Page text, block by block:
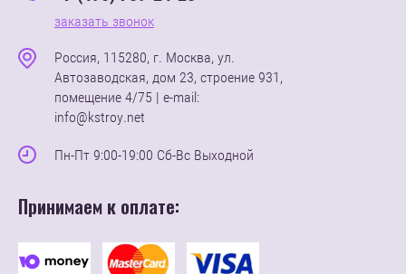
заказать звонок
Россия, 115280, г. Москва, ул.
Автозаводская, дом 23, строение 931,
помещение 4/75 | e-mail:
info@kstroy.net
Пн-Пт 9:00-19:00 Сб-Вс Выходной
Принимаем к оплате: